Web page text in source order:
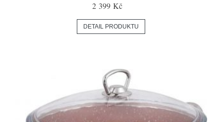
2 399 Kč
DETAIL PRODUKTU